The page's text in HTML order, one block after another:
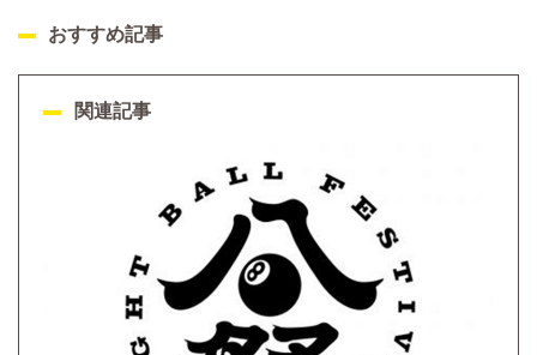
おすすめ記事
関連記事